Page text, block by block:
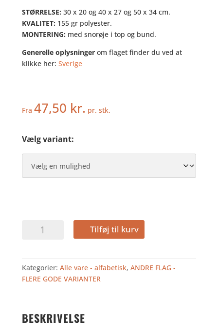
STØRRELSE: 30 x 20 og 40 x 27 og 50 x 34 cm.
KVALITET: 155 gr polyester.
MONTERING: med snorøje i top og bund.
Generelle oplysningerom flaget finder du ved at
klikke her: Sverige
Fra 47,50 kr. pr. stk.
Vælg variant:
SVERIGE
antal
Tilføj til kurv
Kategorier: Alle vare - alfabetisk, ANDRE FLAG -
FLERE GODE VARIANTER
BESKRIVELSE